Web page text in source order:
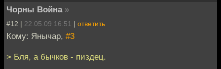
Чорны Война »
#12 | 22.05.09 16:51 | ответить
Кому: Янычар, #3
> Бля, а бычков - пиздец.